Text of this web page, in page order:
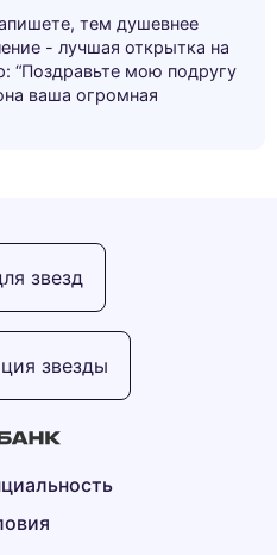
тем душевнее
- лучшая открытка на
“Поздравьте мою подругу
ваша огромная
звезды
звезд